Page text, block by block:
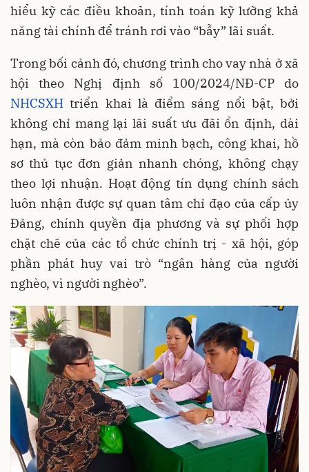
hiểu kỹ các điều khoản, tính toán kỹ lưỡng khả
năng tài chính để tránh rơi vào “bẫy” lãi suất.
Trong bối cảnh đó, chương trình cho vay nhà ở xã
hội theo Nghị định số 100/2024/NĐ-CP do
NHCSXH triển khai là điểm sáng nổi bật, bởi
không chỉ mang lại lãi suất ưu đãi ổn định, dài
hạn, mà còn bảo đảm minh bạch, công khai, hồ
sơ thủ tục đơn giản nhanh chóng, không chạy
theo lợi nhuận. Hoạt động tín dụng chính sách
luôn nhận được sự quan tâm chỉ đạo của cấp ủy
Đảng, chính quyền địa phương và sự phối hợp
chặt chẽ của các tổ chức chính trị - xã hội, góp
phần phát huy vai trò “ngân hàng của người
nghèo, vì người nghèo”.